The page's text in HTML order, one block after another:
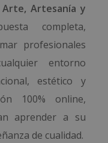
Artesanía y
completa,
profesionales
entorno
estético y
100% online,
aprender a su
de cualidad.